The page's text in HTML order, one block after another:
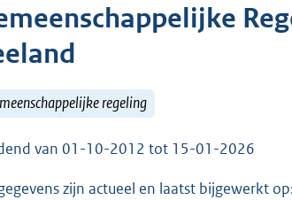
regeling
van 01-10-2012 tot 15-01-2026
zijn actueel en laatst bijgewerkt